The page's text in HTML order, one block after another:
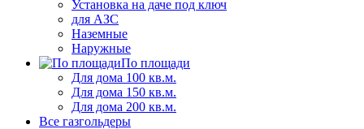
Установка на даче под ключ
для АЗС
Наземные
Наружные
По площади
Для дома 100 кв.м.
Для дома 150 кв.м.
Для дома 200 кв.м.
Все газгольдеры